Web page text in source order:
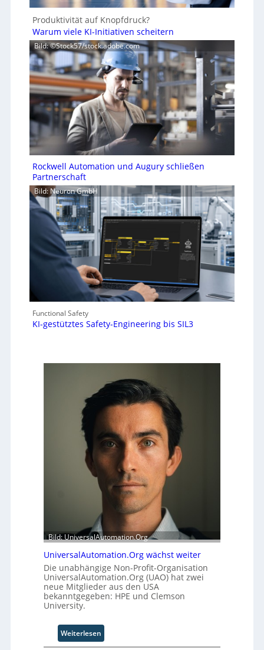
Produktivität auf Knopfdruck?
Warum viele KI-Initiativen scheitern
Bild: ©Stock57/stock.adobe.com
Rockwell Automation und Augury schließen
Partnerschaft
Bild: Neuron GmbH
Functional Safety
KI-gestütztes Safety-Engineering bis SIL3
Bild: UniversalAutomation.Org
UniversalAutomation.Org wächst weiter
Die unabhängige Non-Profit-Organisation
UniversalAutomation.Org (UAO) hat zwei
neue Mitglieder aus den USA
bekanntgegeben: HPE und Clemson
University.
Weiterlesen
U